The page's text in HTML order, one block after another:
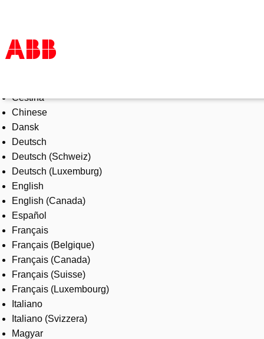
Products & Solutions
Industries
Services
About us
Where to buy
Contact us
Careers
Čeština
Chinese
Dansk
Deutsch
Deutsch (Schweiz)
Deutsch (Luxemburg)
English
English (Canada)
Español
Français
Français (Belgique)
Français (Canada)
Français (Suisse)
Français (Luxembourg)
Italiano
Italiano (Svizzera)
Magyar